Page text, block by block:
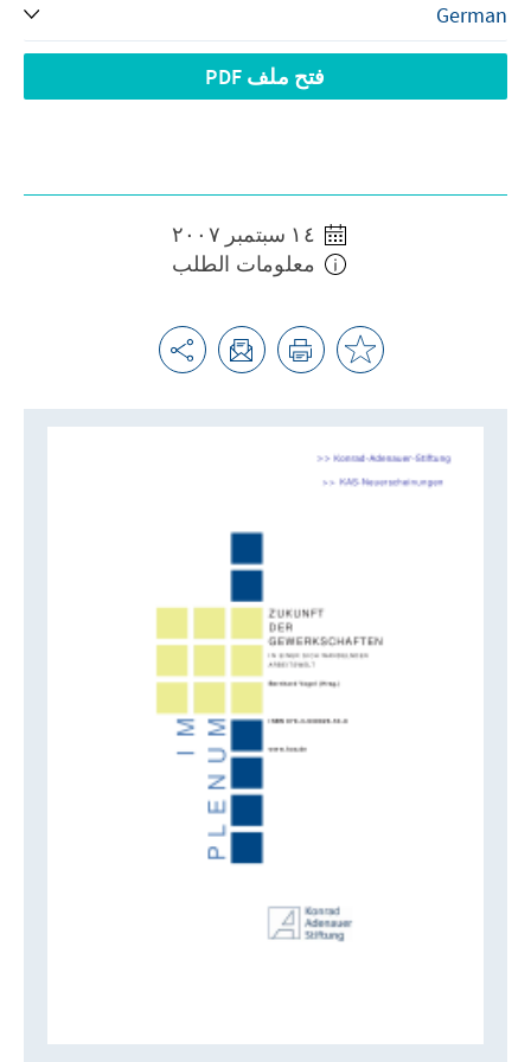
فتح ملف PDF
معلومات الطلب